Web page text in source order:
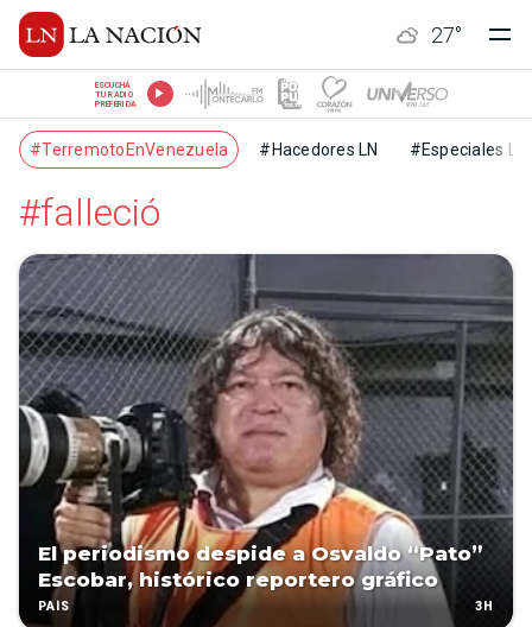
27°
ESCUCHÁ
TU RADIO
PREFERIDA
#TerremotoEnVenezuela #Hacedores LN #Especiales LN
#falleció
El periodismo despide a Osvaldo “Pato”
Escobar, histórico reportero gráfico
PAÍS 3H